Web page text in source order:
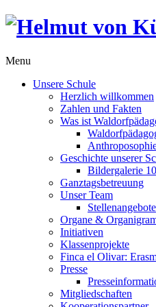
Menu
Unsere Schule
Herzlich willkommen
Zahlen und Fakten
Was ist
Geschichte unserer
Bildergalerie
Ganztagsbetreuung
Unser Team
Stellenangebote
Organe &
Initiativen
Klassenprojekte
Finca el Olivar:
Presse
Mitgliedschaften